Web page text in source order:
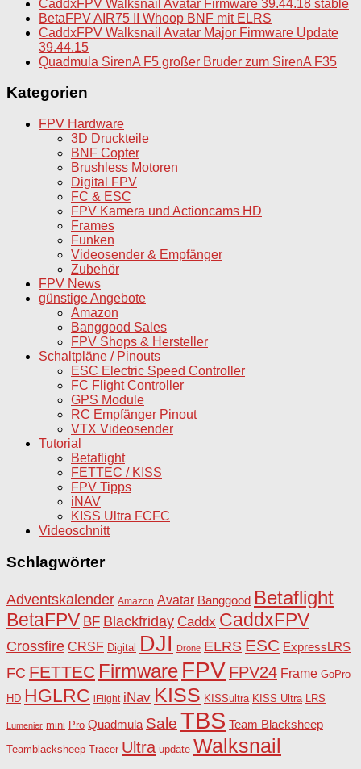
CaddxFPV Walksnail Avatar Firmware 39.44.18 stable
BetaFPV AIR75 II Whoop BNF mit ELRS
CaddxFPV Walksnail Avatar Major Firmware Update
39.44.15
Quadmula SirenA F5 großer Bruder zum SirenA F35
Kategorien
FPV Hardware
3D Druckteile
BNF Copter
Brushless Motoren
Digital FPV
FC & ESC
FPV Kamera und Actioncams HD
Frames
Funken
Videosender & Empfänger
Zubehör
FPV News
günstige Angebote
Amazon
Banggood Sales
FPV Shops & Hersteller
Schaltpläne / Pinouts
ESC Electric Speed Controller
FC Flight Controller
GPS Module
RC Empfänger Pinout
VTX Videosender
Tutorial
Betaflight
FETTEC / KISS
FPV Tipps
iNAV
KISS Ultra FCFC
Videoschnitt
Schlagwörter
Adventskalender Amazon Avatar Banggood Betaflight
BetaFPV BF Blackfriday Caddx CaddxFPV
Crossfire CRSF Digital DJI Drone ELRS ESC ExpressLRS
FC FETTEC Firmware FPV FPV24 Frame GoPro
HD HGLRC iFlight iNav KISS KISSultra KISS Ultra LRS
Lumenier mini Pro Quadmula Sale TBS Team Blacksheep
Teamblacksheep Tracer Ultra update Walksnail